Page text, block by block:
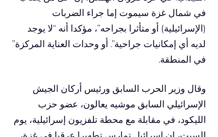
في شمال غزة سيموت إما جراء الضربات
(الإسرائيلية) أو متأثرا بجراحه”، مؤكدا أنه “لا يوجد
لديه أي إمكانيات جراحية”. أو وحدات العناية المركزة”
في المنطقة.
وقال وزير الحرب السابق ورئيس أركان الجيش
الإسرائيلي السابق موشيه يعالون، عضو حزب
الليكود، في مقابلة مع محطة تلفزيون إسرائيلية، يوم